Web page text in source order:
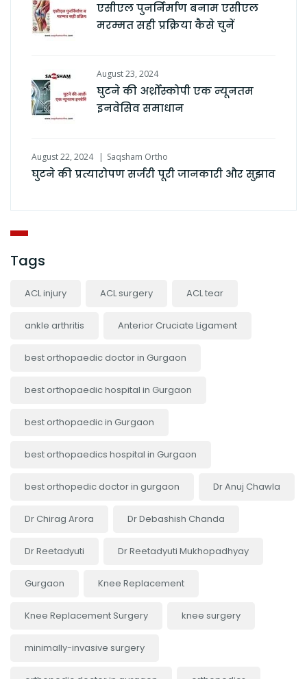
एसीएल पुनर्निर्माण बनाम एसीएल
मरम्मत सही प्रक्रिया कैसे चुनें
August 23, 2024
घुटने की अर्थ्रोस्कोपी एक न्यूनतम
इनवेसिव समाधान
August 22, 2024 Saqsham Ortho
घुटने की प्रत्यारोपण सर्जरी पूरी जानकारी और सुझाव
Tags
ACL injury ACL surgery ACL tear
ankle arthritis Anterior Cruciate Ligament
best orthopaedic doctor in Gurgaon
best orthopaedic hospital in Gurgaon
best orthopaedic in Gurgaon
best orthopaedics hospital in Gurgaon
best orthopedic doctor in gurgaon Dr Anuj Chawla
Dr Chirag Arora Dr Debashish Chanda
Dr Reetadyuti Dr Reetadyuti Mukhopadhyay
Gurgaon Knee Replacement
Knee Replacement Surgery knee surgery
minimally-invasive surgery